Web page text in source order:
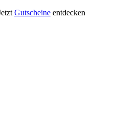
Gutscheine entdecken